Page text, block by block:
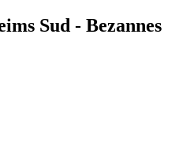
Sud - Bezannes